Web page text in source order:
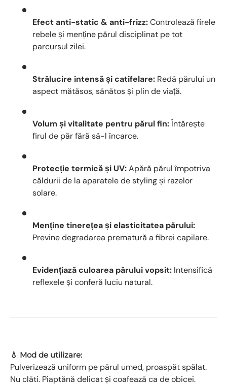
Efect anti-static & anti-frizz:Controlează firele
rebele și menține părul disciplinat pe tot
parcursul zilei.
Strălucire intensă și catifelare: Redă părului un
aspect mătăsos, sănătos și plin de viață.
Volum și vitalitate pentru părul fin:Întărește
firul de păr fără să-l încarce.
Protecție termică și UV:Apără părul împotriva
căldurii de la aparatele de styling și razelor
solare.
Menține tinerețea și elasticitatea părului:
Previne degradarea prematură a fibrei capilare.
Evidențiază culoarea părului vopsit: Intensifică
reflexele și conferă luciu natural.
💧 Mod de utilizare:
Pulverizează uniform pe părul umed, proaspăt spălat.
Nu clăti. Piaptănă delicat și coafează ca de obicei.